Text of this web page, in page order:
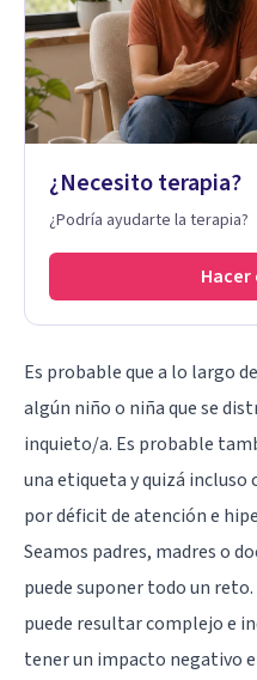
¿Necesito terapia?
¿Podría ayudarte la terapia?
Es probable que a lo largo
algún niño o niña que se
inquieto/a. Es probable
una etiqueta y quizá incluso
por déficit de atención e
Seamos padres, madres o
puede suponer todo un
puede resultar complejo e
tener un impacto negativo